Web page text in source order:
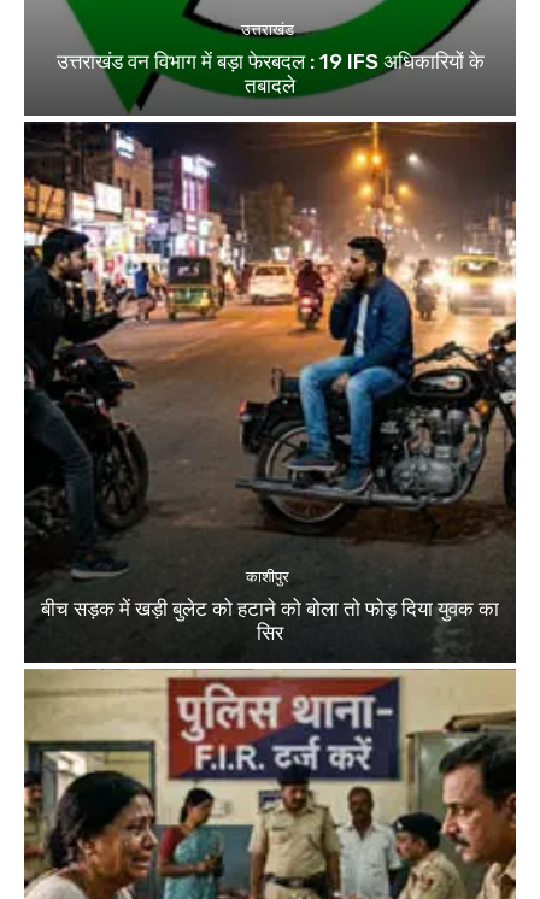
उत्तराखंड
उत्तराखंड वन विभाग में बड़ा फेरबदल : 19 IFS अधिकारियों के
तबादले
काशीपुर
बीच सड़क में खड़ी बुलेट को हटाने को बोला तो फोड़ दिया युवक का
सिर